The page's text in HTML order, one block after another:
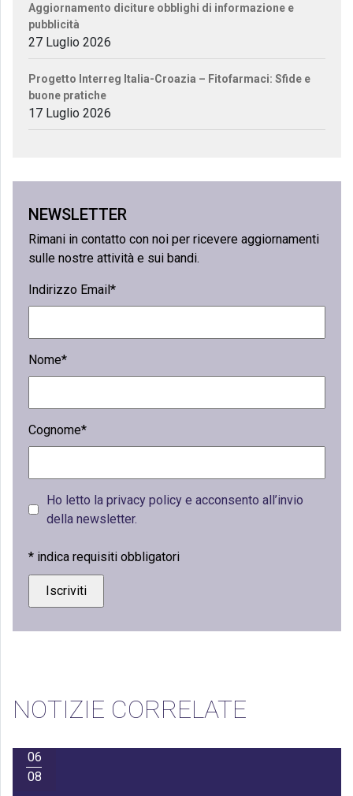
Aggiornamento diciture obblighi di informazione e
pubblicità
27 Luglio 2026
Progetto Interreg Italia-Croazia – Fitofarmaci: Sfide e
buone pratiche
17 Luglio 2026
NEWSLETTER
Rimani in contatto con noi per ricevere aggiornamenti
sulle nostre attività e sui bandi.
Indirizzo Email*
Nome*
Cognome*
Ho letto la privacy policy e acconsento all’invio
della newsletter.
* indica requisiti obbligatori
NOTIZIE CORRELATE
06
08